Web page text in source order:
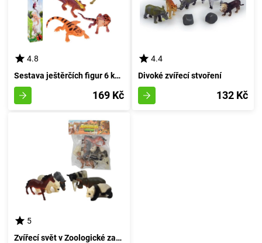
4.8
Sestava ještěrčích figur 6 kusů
169 Kč
4.4
Divoké zvířecí stvoření
132 Kč
5
Zvířecí svět v Zoologické zahradě - sada 6 kusů